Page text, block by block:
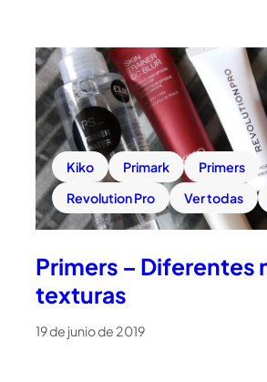
Kiko Primark
Primers
Revolution Pro
Ver todas
Primers – Diferentes
texturas
19 de junio de 2019